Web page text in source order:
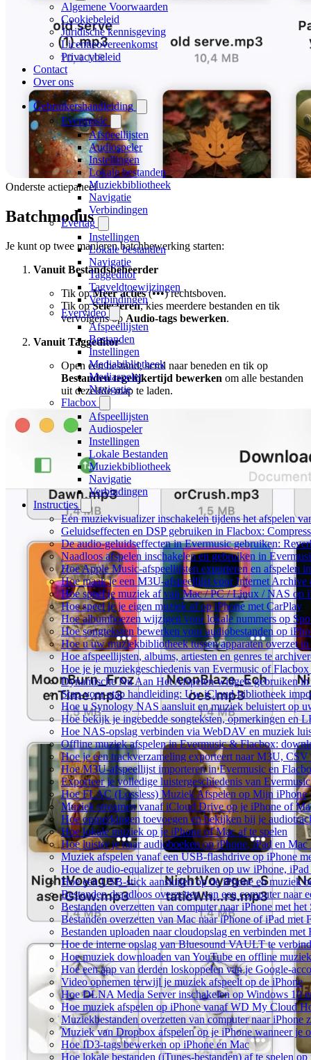
Algemene Voorwaarden
Cookiebeleid
Juridische kennisgeving
Licentieovereenkomst
Privacybeleid
Contact
Over ons
Gebruikershandleiding
Evermusic
Afspeellijsten
Audiospeler
Instellingen
Lokale bestanden
Muziekbibliotheek
Navigatie
Verbindingen
Evertag
Instellingen
Lokale bestanden
Navigatie
Taggeditor
Tagveldtoewijzingen
Verbindingen
Evervideo
Afspeellijsten
Bestanden
Instellingen
Mediabibliotheek
Mediaspeler
Navigatie
Flacbox
Afspeellijsten
Audiospeler
Instellingen
Lokale Bestanden
Muziekbibliotheek
Navigatie
Verbindingen
Instructies
Een muziekvisualizer inschakelen tijdens het afspelen
Geluidseffecten en DSP gebruiken in Flacbox:
De audio-geluidseffecten in Evermusic gebruiken:
Naadloos afspelen inschakelen en gebruiken in
Hoe Apple Music-afspeellijsten exporteren en afspelen
Hoe maak je een M3U-afspeellijst voor Internet
Hoe speel je muziek af van Mac / PC / Linux / NAS op
Hoe speel je je eigen muziek af op iPhone met CarPlay
Hoe albumhoezen wijzigen voor lokale nummers op
Hoe songteksten bewerken voor audiobestanden op
Hoe u uw muziekbibliotheek tussen apparaten overzet
Hoe afspeellijsten, albums, artiesten en genres te
Hoe je je muziekgeschiedenis van Evermusic of
Dynamische Nu Aan Het Afspelen-widgets gebruiken
Stap-voor-stap handleiding: Uw iCloud-bibliotheek
Hoe u Synology NAS aansluit en muziek beluistert op
Hoe bekijk je ingebedde songteksten, opmerkingen en
Hoe NAS-opslag verbinden via WebDAV en muziek
Offline muziek afspelen in Evermusic & Flacbox:
Hoe je een trackverzameling exporteert naar M3U,
Hoe M3U-afspeellijst importeren in Evermusic en
Exporteer je volledige luistergeschiedenis van
Hoe FLAC (Lossless) Muziek Afspelen op Mijn iPhone
Muziek streamen vanaf iCloud Drive op je iPhone of
Hoe opmerkingen toevoegen en bekijken bij je
Hoe lokale muziek op je iPhone of Mac af te spelen
Hoe luister je naar audioboeken op iPhone, iPad en
Muziek afspelen vanaf een USB-flashdrive op iPhone
Hoe de audio-equalizer te gebruiken op uw iPhone,
Hoe een USB-stick aansluiten op de iPhone en muziek
Bestanden draadloos overzetten van een computer naar
Bestanden overzetten van computer naar iPhone met
Bestanden overzetten van Mac naar iPhone of iPad met
Bestanden uploaden naar cloudopslag en verbinden
Hoe de interne opslag van Bluesound VAULT te
Hoe muziek downloaden van YouTube en offline
Hoe een app van derden loskoppelen van je Google-
Video opnemen terwijl je muziek afspeelt op de iPhone
Hoe DLNA Media Server inschakelen op Windows 10
Hoe muziek afspelen op iPhone vanaf WD My Cloud
Muziekbestanden overzetten van computer naar
Muziek van Dropbox afspelen op je iPhone wanneer je
Hoe ID3-tags bewerken op iPhone en Mac
Hoe lokale bestanden (iTunes-bestanden) af te spelen
Onderste actiepaneel
Batchmodus
Je kunt op twee manieren batchbewerking starten:
Vanuit Bestandsbeheerder
Tik opMeer acties(•••) rechtsboven.
Tik opSelecteren, kies meerdere bestanden en tik
vervolgens op Audio-tags bewerken.
Vanuit Taggeditor
Open een bestand, scrol naar beneden en tik op
Bestanden tegelijkertijd bewerken om alle bestanden
uit dezelfde map te laden.